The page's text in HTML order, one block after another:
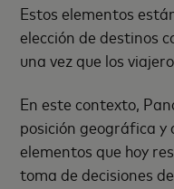
Estos elementos
elección de destinos
una vez que los
En este contexto,
posición geográfica y
elementos que hoy
toma de decisiones